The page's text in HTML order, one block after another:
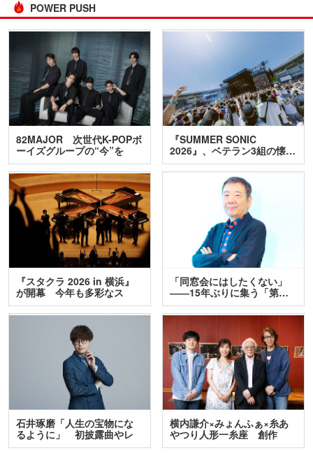
POWER PUSH
82MAJOR 次世代K-POPボ
ーイズグループの“今”を
訊…
『SUMMER SONIC
2026』、ベテラン3組の懐…
『スタクラ 2026 in 横浜』
が開幕 今年も多彩なス
テ…
「同窓会にはしたくない」
――15年ぶりに集う「第…
石井琢磨「人生の宝物にな
るように」 初披露曲やレ
ア…
横内謙介×みょんふぁ×糸あ
やつり人形一糸座 創作
人…